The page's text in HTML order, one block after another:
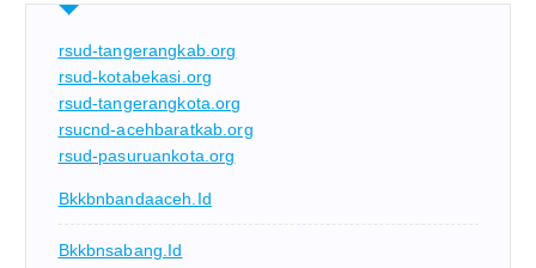
rsud-tangerangkab.org
rsud-kotabekasi.org
rsud-tangerangkota.org
rsucnd-acehbaratkab.org
rsud-pasuruankota.org
Bkkbnbandaaceh.id
Bkkbnsabang.id